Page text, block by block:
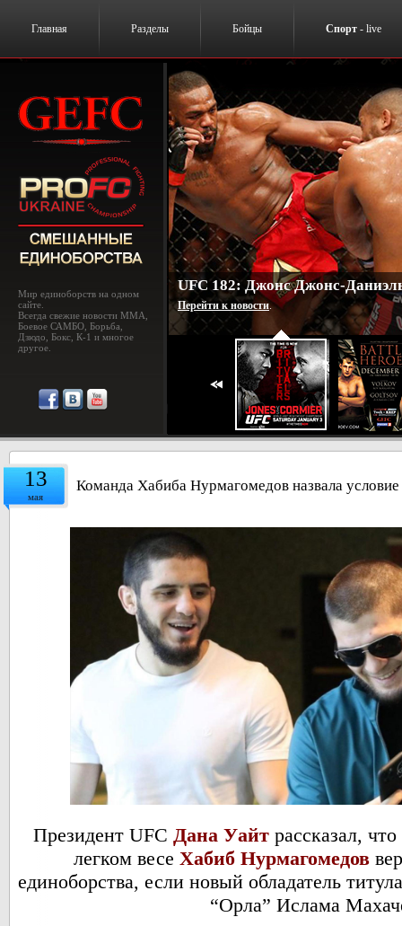
Главная Разделы Бойцы Спорт - live
Мир единоборств на одном
сайте.
Всегда свежие новости MMA,
Боевое САМБО, Борьба,
Дзюдо, Бокс, К-1 и многое
другое.
UFC 182: Джонс Джонс-
Перейти к новости.
13
мая
Команда Хабиба Нурмагомедов назвала
Президент UFC Дана Уайт рассказал,
легком весеХабиб Нурмагомедов
единоборства, если новый обладатель
“Орла” Ислама